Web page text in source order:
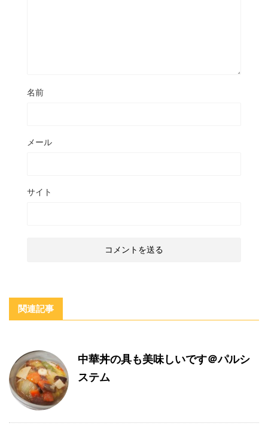
名前
メール
サイト
関連記事
中華丼の具も美味しいです＠パルシ
ステム